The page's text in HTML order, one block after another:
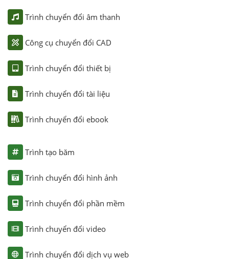
Trình chuyển đổi âm thanh
Công cụ chuyển đổi CAD
Trình chuyển đổi thiết bị
Trình chuyển đổi tài liệu
Trình chuyển đổi ebook
Trình tạo băm
Trình chuyển đổi hình ảnh
Trình chuyển đổi phần mềm
Trình chuyển đổi video
Trình chuyển đổi dịch vụ web